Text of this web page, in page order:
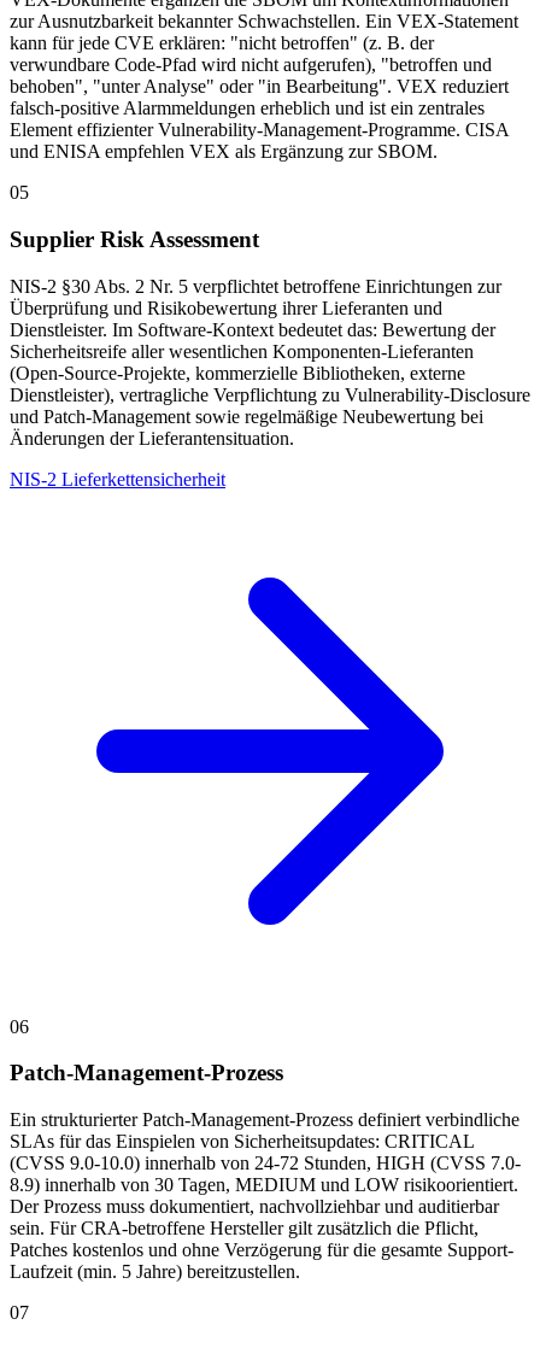
zur Ausnutzbarkeit bekannter Schwachstellen. Ein VEX-Statement
kann für jede CVE erklären: "nicht betroffen" (z. B. der
verwundbare Code-Pfad wird nicht aufgerufen), "betroffen und
behoben", "unter Analyse" oder "in Bearbeitung". VEX reduziert
falsch-positive Alarmmeldungen erheblich und ist ein zentrales
Element effizienter Vulnerability-Management-Programme. CISA
und ENISA empfehlen VEX als Ergänzung zur SBOM.
05
Supplier Risk Assessment
NIS-2 §30 Abs. 2 Nr. 5 verpflichtet betroffene Einrichtungen zur
Überprüfung und Risikobewertung ihrer Lieferanten und
Dienstleister. Im Software-Kontext bedeutet das: Bewertung der
Sicherheitsreife aller wesentlichen Komponenten-Lieferanten
(Open-Source-Projekte, kommerzielle Bibliotheken, externe
Dienstleister), vertragliche Verpflichtung zu Vulnerability-Disclosure
und Patch-Management sowie regelmäßige Neubewertung bei
Änderungen der Lieferantensituation.
NIS-2 Lieferkettensicherheit
06
Patch-Management-Prozess
Ein strukturierter Patch-Management-Prozess definiert verbindliche
SLAs für das Einspielen von Sicherheitsupdates: CRITICAL
(CVSS 9.0-10.0) innerhalb von 24-72 Stunden, HIGH (CVSS 7.0-
8.9) innerhalb von 30 Tagen, MEDIUM und LOW risikoorientiert.
Der Prozess muss dokumentiert, nachvollziehbar und auditierbar
sein. Für CRA-betroffene Hersteller gilt zusätzlich die Pflicht,
Patches kostenlos und ohne Verzögerung für die gesamte Support-
Laufzeit (min. 5 Jahre) bereitzustellen.
07